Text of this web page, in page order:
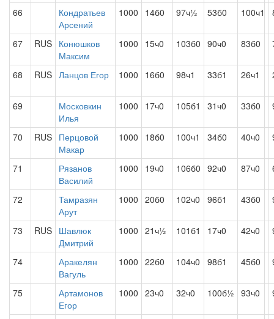
66
Кондратьев
Арсений
1000 14б0 97ч½ 53б0 100ч1
67 RUS Конюшков
Максим
1000 15ч0 103б0 90ч0 83б0
68 RUS Ланцов Егор 1000 16б0 98ч1 33б1 26ч1
69
Московкин
Илья
1000 17ч0 105б1 31ч0 33б0
70 RUS Перцовой
Макар
1000 18б0 100ч1 34б0 40ч0
71
Рязанов
Василий
1000 19ч0 106б0 92ч0 87ч0
72
Тамразян
Арут
1000 20б0 102ч0 96б1 43б0
73 RUS Шавлюк
Дмитрий
1000 21ч½ 101б1 17ч0 42ч0
74
Аракелян
Вагуль
1000 22б0 104ч0 98б1 45б0
75
Артамонов
Егор
1000 23ч0 32ч0 100б½ 93ч0